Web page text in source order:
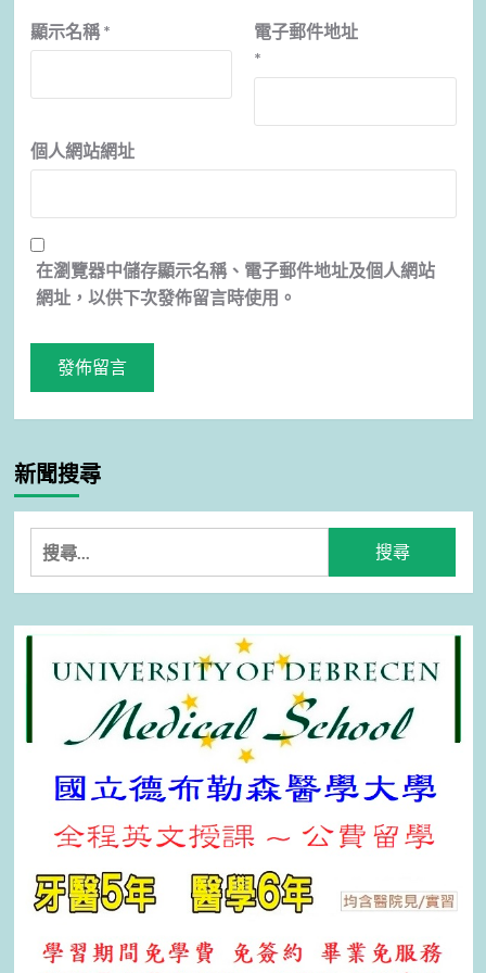
顯示名稱 *
電子郵件地址
*
個人網站網址
在瀏覽器中儲存顯示名稱、電子郵件地址及個人網站
網址，以供下次發佈留言時使用。
新聞搜尋
搜
尋
關
鍵